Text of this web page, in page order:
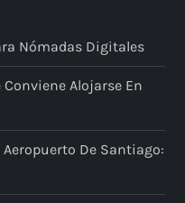
Nómadas Digitales
Alojarse En
Aeropuerto De Santiago: